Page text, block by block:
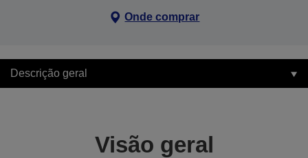
Onde comprar
Descrição geral
Visão geral